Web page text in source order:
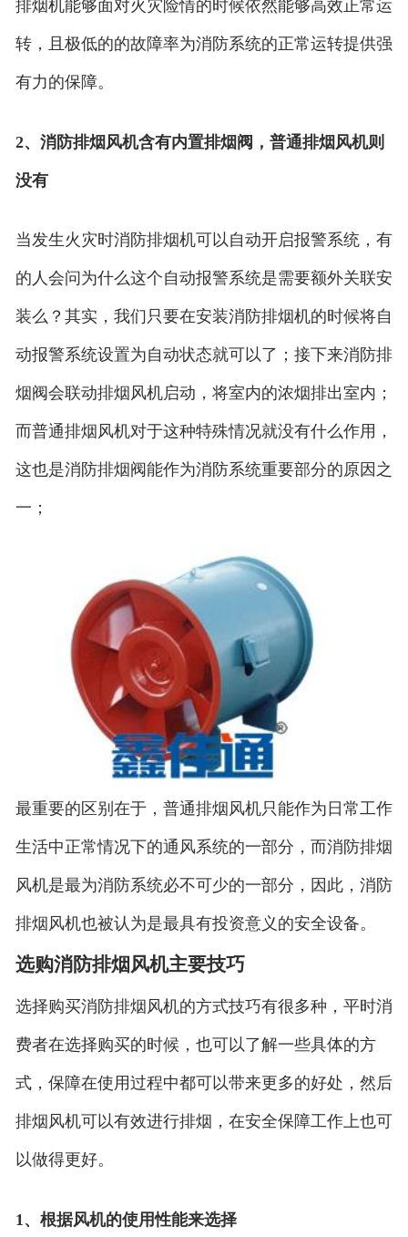
排烟机能够面对火灾险情的时候依然能够高效正常运
转，且极低的的故障率为消防系统的正常运转提供强
有力的保障。
2、消防排烟风机含有内置排烟阀，普通排烟风机则
没有
当发生火灾时消防排烟机可以自动开启报警系统，有
的人会问为什么这个自动报警系统是需要额外关联安
装么？其实，我们只要在安装消防排烟机的时候将自
动报警系统设置为自动状态就可以了；接下来消防排
烟阀会联动排烟风机启动，将室内的浓烟排出室内；
而普通排烟风机对于这种特殊情况就没有什么作用，
这也是消防排烟阀能作为消防系统重要部分的原因之
一；
最重要的区别在于，普通排烟风机只能作为日常工作
生活中正常情况下的通风系统的一部分，而消防排烟
风机是最为消防系统必不可少的一部分，因此，消防
排烟风机也被认为是最具有投资意义的安全设备。
选购消防排烟风机主要技巧
选择购买消防排烟风机的方式技巧有很多种，平时消
费者在选择购买的时候，也可以了解一些具体的方
式，保障在使用过程中都可以带来更多的好处，然后
排烟风机可以有效进行排烟，在安全保障工作上也可
以做得更好。
1、根据风机的使用性能来选择